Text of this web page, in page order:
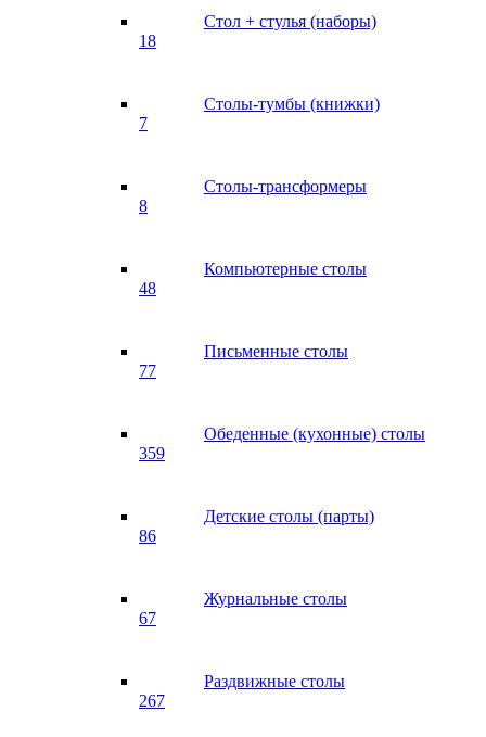
Стол + стулья (наборы)
18
Столы-тумбы (книжки)
7
Столы-трансформеры
8
Компьютерные столы
48
Письменные столы
77
Обеденные (кухонные) столы
359
Детские столы (парты)
86
Журнальные столы
67
Раздвижные столы
267